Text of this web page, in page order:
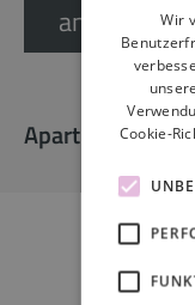
anfragen
Wir
Cookie-